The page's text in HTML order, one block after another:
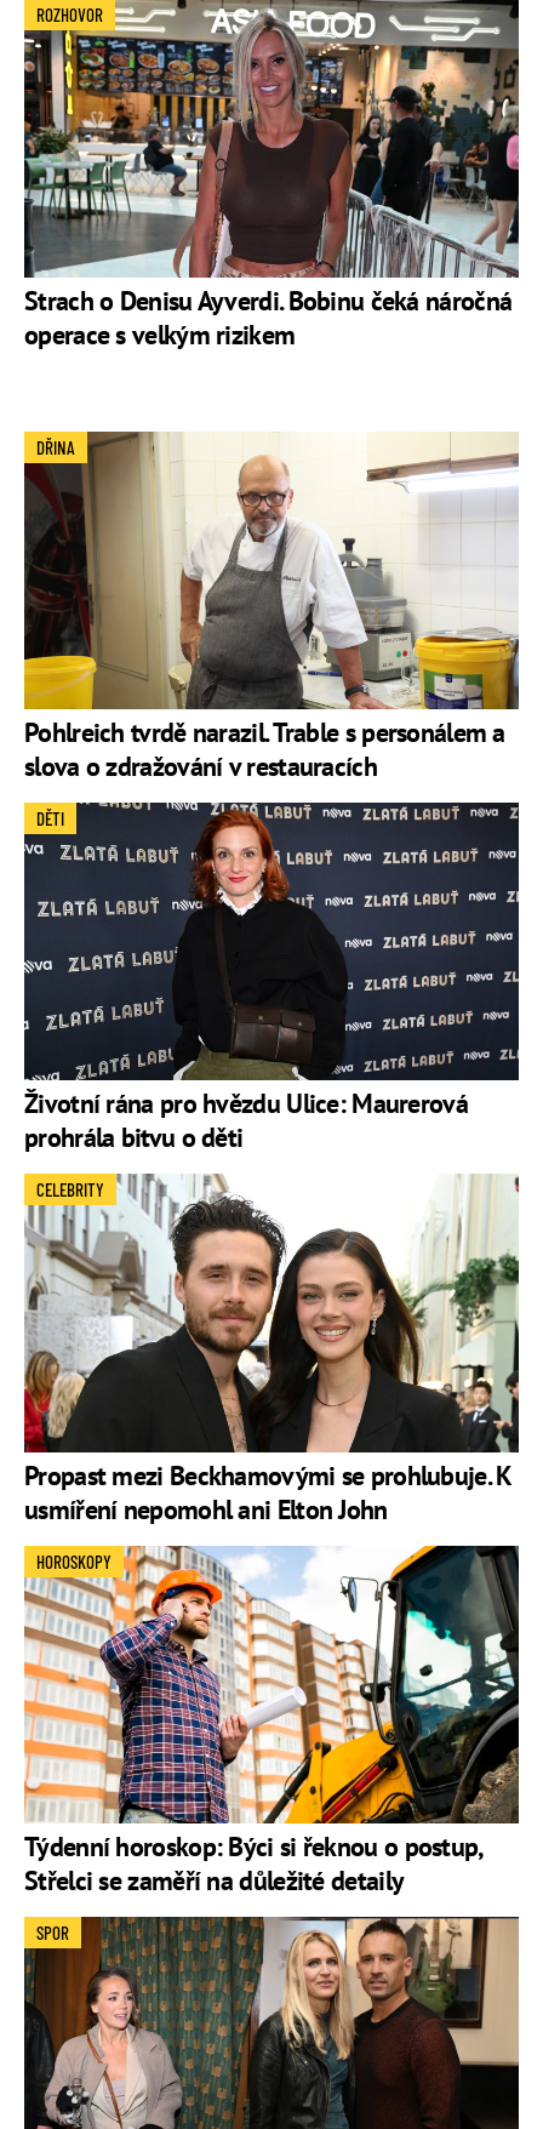
Strach o Denisu Ayverdi. Bobinu čeká náročná
operace s velkým rizikem
ROZHOVOR
Pohlreich tvrdě narazil. Trable s personálem a
slova o zdražování v restauracích
DŘINA
Životní rána pro hvězdu Ulice: Maurerová
prohrála bitvu o děti
DĚTI
Propast mezi Beckhamovými se prohlubuje. K
usmíření nepomohl ani Elton John
CELEBRITY
Týdenní horoskop: Býci si řeknou o postup,
Střelci se zaměří na důležité detaily
HOROSKOPY
SPOR